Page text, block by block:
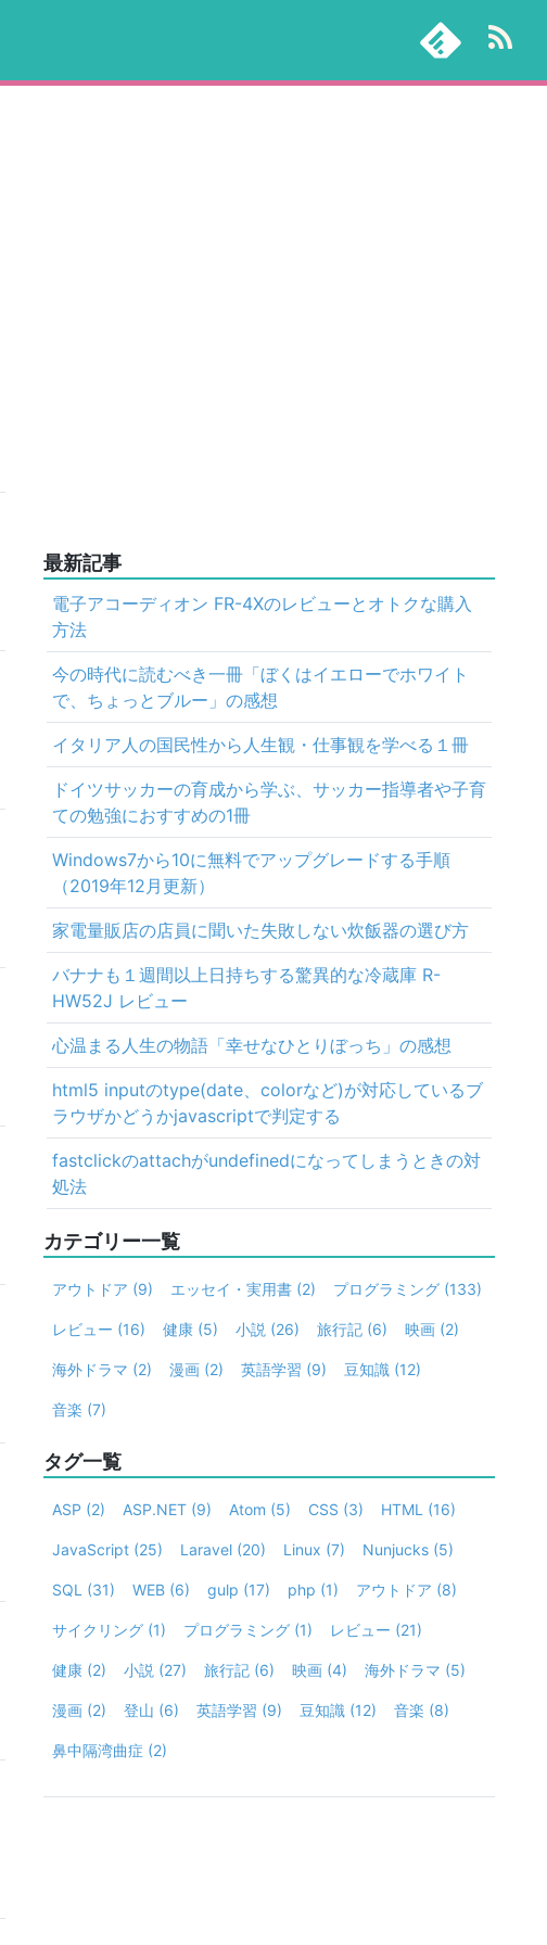
最新記事
電子アコーディオン FR-4Xのレビューとオトクな購入
方法
今の時代に読むべき一冊「ぼくはイエローでホワイト
で、ちょっとブルー」の感想
イタリア人の国民性から人生観・仕事観を学べる１冊
ドイツサッカーの育成から学ぶ、サッカー指導者や子育
ての勉強におすすめの1冊
Windows7から10に無料でアップグレードする手順
（2019年12月更新）
家電量販店の店員に聞いた失敗しない炊飯器の選び方
バナナも１週間以上日持ちする驚異的な冷蔵庫 R-
HW52J レビュー
心温まる人生の物語「幸せなひとりぼっち」の感想
html5 inputのtype(date、colorなど)が対応しているブ
ラウザかどうかjavascriptで判定する
fastclickのattachがundefinedになってしまうときの対
処法
カテゴリー一覧
アウトドア (9) エッセイ・実用書 (2) プログラミング (133)
レビュー (16) 健康 (5) 小説 (26) 旅行記 (6) 映画 (2)
海外ドラマ (2) 漫画 (2) 英語学習 (9) 豆知識 (12)
音楽 (7)
タグ一覧
ASP (2) ASP.NET (9) Atom (5) CSS (3) HTML (16)
JavaScript (25) Laravel (20) Linux (7) Nunjucks (5)
SQL (31) WEB (6) gulp (17) php (1) アウトドア (8)
サイクリング (1) プログラミング (1) レビュー (21)
健康 (2) 小説 (27) 旅行記 (6) 映画 (4) 海外ドラマ (5)
漫画 (2) 登山 (6) 英語学習 (9) 豆知識 (12) 音楽 (8)
鼻中隔湾曲症 (2)